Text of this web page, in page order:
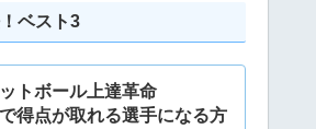
ベスト3
トボール上達革命
得点が取れる選手になる方